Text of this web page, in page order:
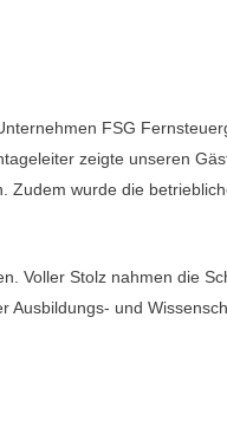
FSG
zeigte unseren
Zudem wurde die
Voller Stolz nahmen die
Ausbildungs- und